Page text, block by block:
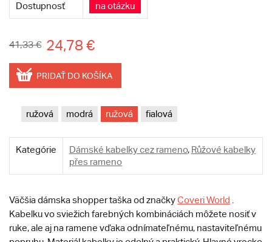
Dostupnosť na otázku
41,33 € 24,78 €
PRIDAŤ DO KOŠÍKA
ružová modrá ružová fialová
Kategórie Dámské kabelky cez rameno, Růžové kabelky
přes rameno
Väčšia dámska shopper taška od značkyCoveri World
Kabelku vo sviežich farebných kombináciách môžete nosiť v
ruke, ale aj na ramene vďaka odnímateľnému, nastaviteľnému